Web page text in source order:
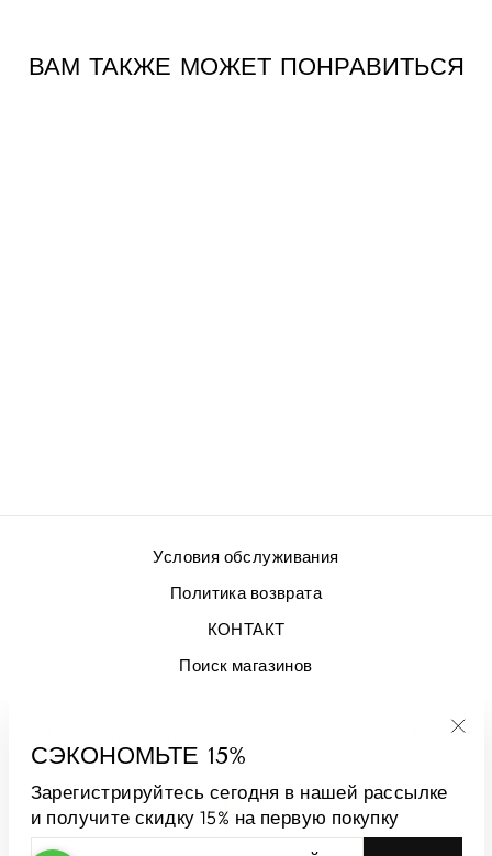
СЭКОНОМЬТЕ 15%
Зарегистрируйтесь сегодня в нашей рассылке
и получите скидку 15% на первую покупку
ВВЕДИТЕ
ПОДПИСАТЬСЯ
ВАМ ТАКЖЕ МОЖЕТ ПОНРАВИТЬСЯ
Условия обслуживания
Политика возврата
КОНТАКТ
Поиск магазинов
ЯЗЫК
Русский ВАЛЮТА
Андорра (EUR €)